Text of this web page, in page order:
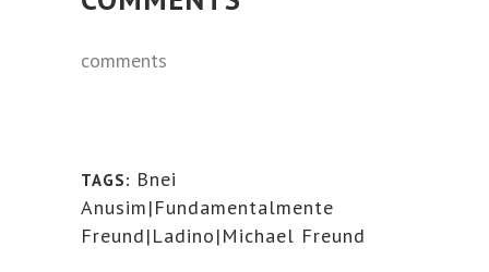
comments
TAGS: Bnei
Anusim|Fundamentalmente
Freund|Ladino|Michael Freund